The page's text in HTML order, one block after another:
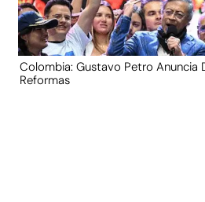
Colombia: Gustavo Petro Anuncia
Reformas